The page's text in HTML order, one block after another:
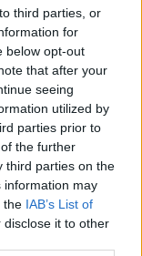
third parties, or
for
below opt-out
that after your
seeing
utilized by
parties prior to
the further
third parties on the
information may
the IAB’s List of
it to other